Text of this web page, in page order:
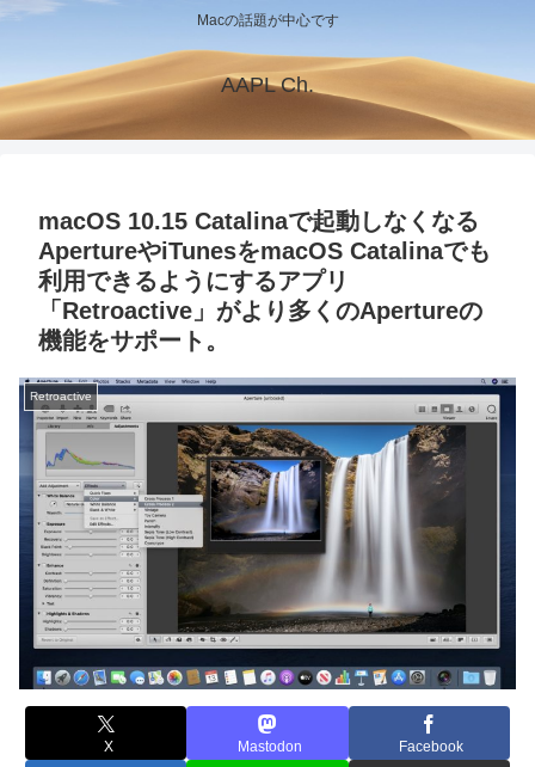
Macの話題が中心です
AAPL Ch.
macOS 10.15 Catalinaで起動しなくなる
ApertureやiTunesをmacOS Catalinaでも
利用できるようにするアプリ
「Retroactive」がより多くのApertureの
機能をサポート。
Retroactive
X Mastodon Facebook